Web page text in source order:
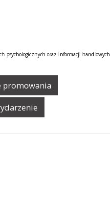
oraz informacji handlowych
promowania